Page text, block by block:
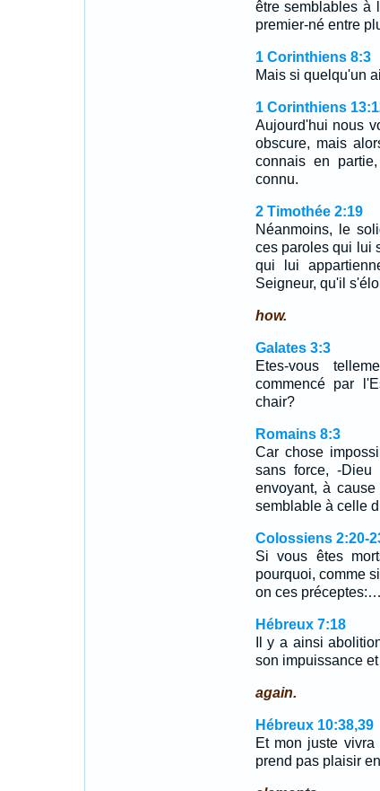
être semblables à
premier-né entre
1 Corinthiens 8:3
Mais si quelqu'un
1 Corinthiens
Aujourd'hui nous
obscure, mais
connais en
connu.
2 Timothée 2:19
Néanmoins, le
ces paroles qui lui
qui lui
Seigneur, qu'il
how.
Galates 3:3
Etes-vous
commencé par
chair?
Romains 8:3
Car chose
sans force, -
envoyant, à
semblable à celle
Colossiens 2:20-
Si vous êtes
pourquoi, comme
on ces préceptes:…
Hébreux 7:18
Il y a ainsi
son impuissance
again.
Hébreux 10:38,39
Et mon juste
prend pas plaisir